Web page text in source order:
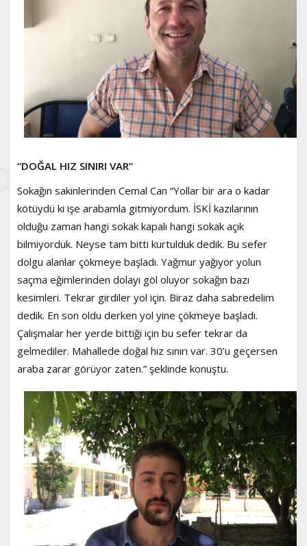
“DOĞAL HIZ SINIRI VAR”
Sokağın sakinlerinden Cemal Can “Yollar bir ara o kadar
kötüydü ki işe arabamla gitmiyordum. İSKİ kazılarının
olduğu zaman hangi sokak kapalı hangi sokak açık
bilmiyorduk. Neyse tam bitti kurtulduk dedik. Bu sefer
dolgu alanlar çökmeye başladı. Yağmur yağıyor yolun
saçma eğimlerinden dolayı göl oluyor sokağın bazı
kesimleri. Tekrar girdiler yol için. Biraz daha sabredelim
dedik. En son oldu derken yol yine çökmeye başladı.
Çalışmalar her yerde bittiği için bu sefer tekrar da
gelmediler. Mahallede doğal hız sınırı var. 30’u geçersen
araba zarar görüyor zaten.” şeklinde konuştu.